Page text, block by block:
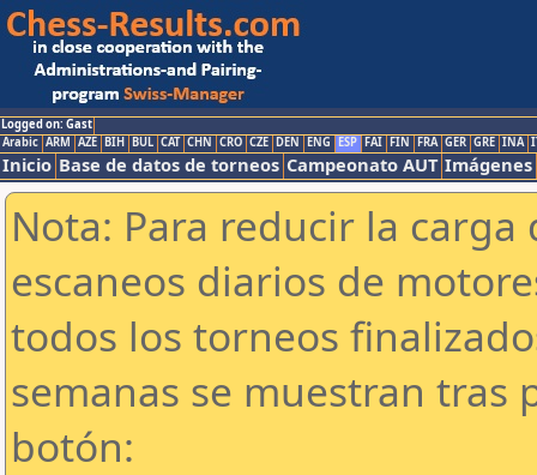
Logged on: Gast
Arabic ARM AZE BIH BUL CAT CHN CRO CZE DEN ENG ESP FAI FIN FRA GER GRE INA
Inicio Base de datos de torneos Campeonato AUT Imágenes
Nota: Para reducir la
escaneos diarios de
todos los torneos
semanas se muestran tras
botón: